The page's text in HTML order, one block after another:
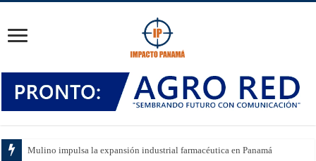
Mulino impulsa la expansión industrial farmacéutica en Panamá